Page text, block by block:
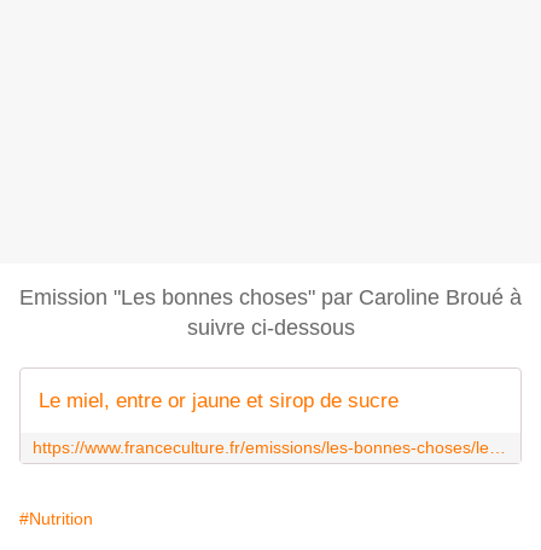
Emission "Les bonnes choses" par Caroline Broué à
suivre ci-dessous
Le miel, entre or jaune et sirop de sucre
#Nutrition